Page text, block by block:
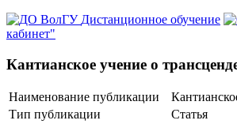
Дистанционное обучение
кабинет"
Кантианское учение о
Наименование публикации
Тип публикации
Статья